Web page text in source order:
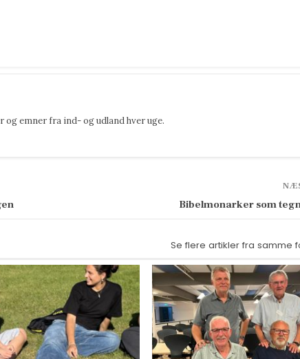
emner fra ind- og udland hver uge.
Bibelmonarker som
Se flere artikler fra samme